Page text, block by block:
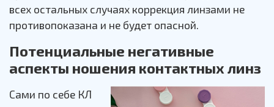
всех остальных случаях коррекция линзами не
противопоказана и не будет опасной.
Потенциальные негативные
аспекты ношения контактных линз
Сами по себе КЛ